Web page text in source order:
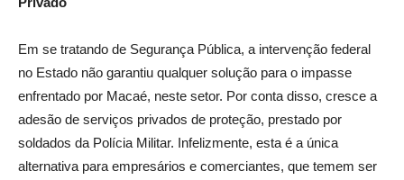
Em se tratando de Segurança Pública, a intervenção federal
no Estado não garantiu qualquer solução para o impasse
enfrentado por Macaé, neste setor. Por conta disso, cresce a
adesão de serviços privados de proteção, prestado por
soldados da Polícia Militar. Infelizmente, esta é a única
alternativa para empresários e comerciantes, que temem ser